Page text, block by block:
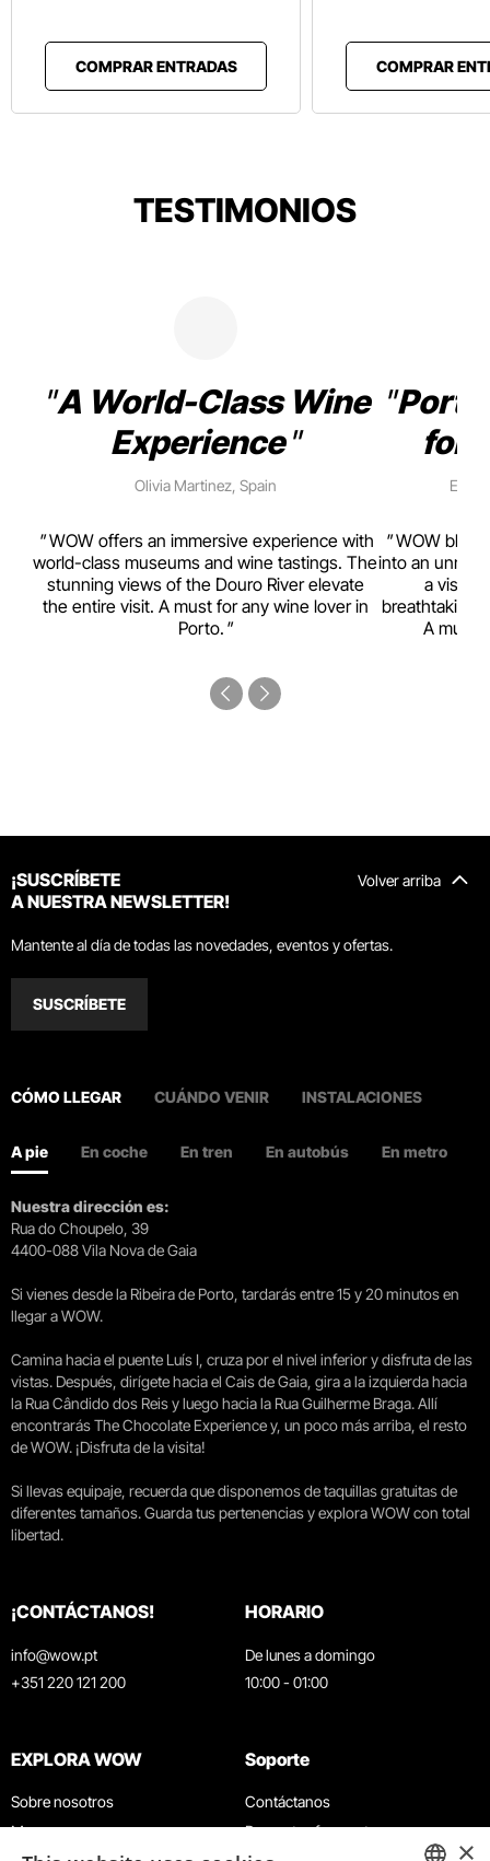
COMPRAR ENTRADAS COMPRAR
TESTIMONIOS
A World-Class Wine
Experience
Olivia Martinez, Spain
WOW offers an immersive experience with
world-class museums and wine tastings. The
stunning views of the Douro River elevate
the entire visit. A must for any wine lover in
Porto.
for
WOW
into an
a visual
breathtaking
A must-
Volver arriba
¡SUSCRÍBETE
A NUESTRA NEWSLETTER!
Mantente al día de todas las novedades, eventos y ofertas.
SUSCRÍBETE
CÓMO LLEGAR CUÁNDO VENIR INSTALACIONES
A pie En coche En tren En autobús En metro
Nuestra dirección es:
Rua do Choupelo, 39
4400-088 Vila Nova de Gaia
Si vienes desde la Ribeira de Porto, tardarás entre 15 y 20 minutos en
llegar a WOW.
Camina hacia el puente Luís I, cruza por el nivel inferior y disfruta de las
vistas. Después, dirígete hacia el Cais de Gaia, gira a la izquierda hacia
la Rua Cândido dos Reis y luego hacia la Rua Guilherme Braga. Allí
encontrarás The Chocolate Experience y, un poco más arriba, el resto
de WOW. ¡Disfruta de la visita!
Si llevas equipaje, recuerda que disponemos de taquillas gratuitas de
diferentes tamaños. Guarda tus pertenencias y explora WOW con total
libertad.
¡CONTÁCTANOS!
info@wow.pt
+351 220 121 200
HORARIO
De lunes a domingo
10:00 - 01:00
EXPLORA WOW
Sobre nosotros
Museos
Soporte
Contáctanos
Preguntas frecuentes
×